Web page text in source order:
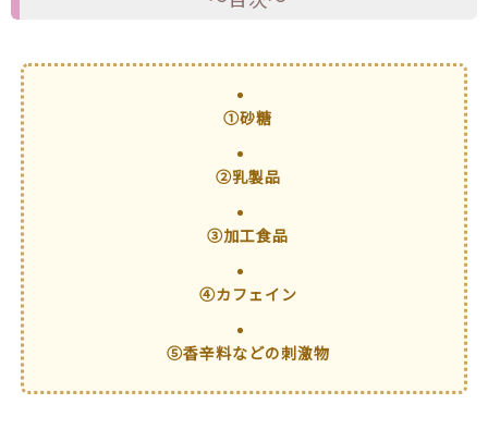
①砂糖
②乳製品
③加工食品
④カフェイン
⑤香辛料などの刺激物